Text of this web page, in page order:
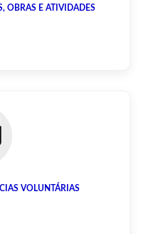
OBRAS E ATIVIDADES
VOLUNTÁRIAS